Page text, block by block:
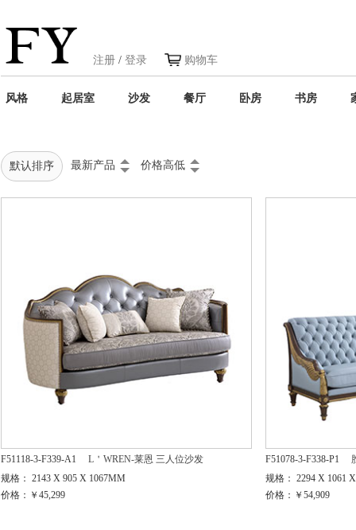
注册 / 登录 购物车
风格 起居室 沙发 餐厅 卧房 书房
默认排序 最新产品 价格高低
F51118-3-F339-A1
L＇WREN-莱恩 三人位沙发
规格： 2143 X 905 X 1067MM
价格：￥45,299
F51078-3-F338-P1
规格： 2294 X 1061
价格：￥54,909